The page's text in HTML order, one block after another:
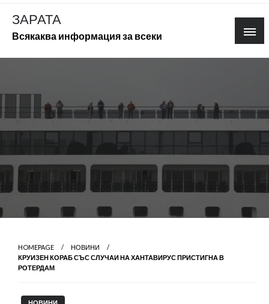
Skip
content
ЗАРАТА
Всякаква информация за всеки
HOMEPAGE
НОВИНИ
КРУИЗЕН КОРАБ СЪС СЛУЧАИ НА ХАНТАВИРУС ПРИСТИГНА В
РОТЕРДАМ